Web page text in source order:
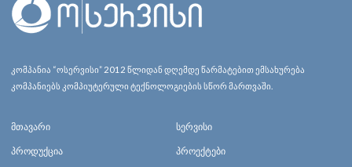
კომპანია “ოსერვისი” 2012 წლიდან დღემდე წარმატებით ემსახურება
კომპანიებს კომპიუტერული ტექნოლოგიების სწორ მართვაში.
მთავარი სერვისი
პროდუქცია პროექტები